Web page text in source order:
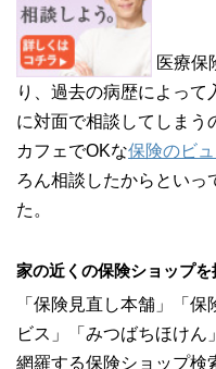
医療保
り、過去の病歴によっ
に対面で相談してしまう
カフェでOKな保険のビュ
ろん相談したからといっ
た。
家の近くの保険ショップを
「保険見直し本舗」「
ビス」「みつばちほけ
網羅する保険ショップ検